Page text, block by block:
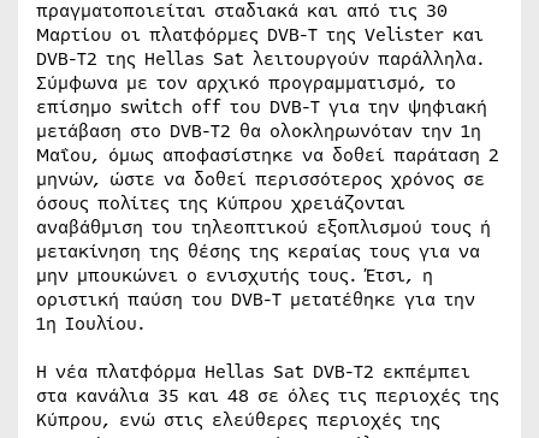
πραγματοποιείται σταδιακά και από τις 30
Μαρτίου οι πλατφόρμες DVB-T της Velister και
DVB-T2 της Hellas Sat λειτουργούν παράλληλα.
Σύμφωνα με τον αρχικό προγραμματισμό, το
επίσημο switch off του DVB-T για την ψηφιακή
μετάβαση στο DVB-T2 θα ολοκληρωνόταν την 1η
Μαΐου, όμως αποφασίστηκε να δοθεί παράταση 2
μηνών, ώστε να δοθεί περισσότερος χρόνος σε
όσους πολίτες της Κύπρου χρειάζονται
αναβάθμιση του τηλεοπτικού εξοπλισμού τους ή
μετακίνηση της θέσης της κεραίας τους για να
μην μπουκώνει ο ενισχυτής τους. Έτσι, η
οριστική παύση του DVB-T μετατέθηκε για την
1η Ιουλίου.
Η νέα πλατφόρμα Hellas Sat DVB-T2 εκπέμπει
στα κανάλια 35 και 48 σε όλες τις περιοχές της
Κύπρου, ενώ στις ελεύθερες περιοχές της